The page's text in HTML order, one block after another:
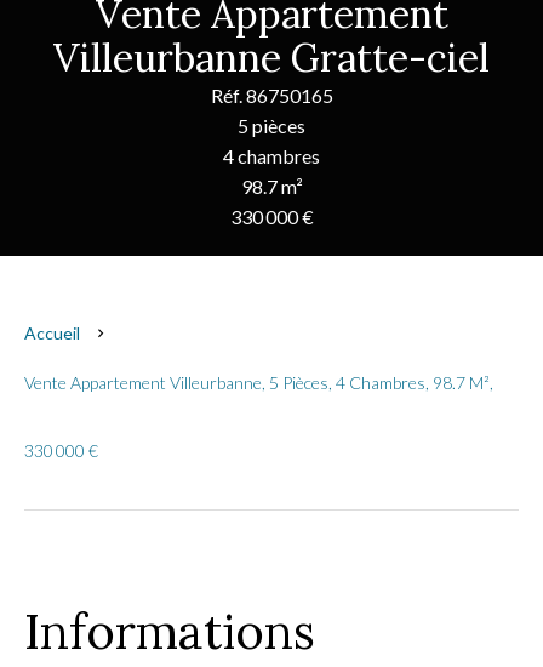
Vente Appartement
Villeurbanne Gratte-ciel
Réf. 86750165
5 pièces
4 chambres
98.7 m²
330 000 €
Accueil
Vente Appartement Villeurbanne, 5 Pièces, 4 Chambres, 98.7 M²,
330 000 €
Informations